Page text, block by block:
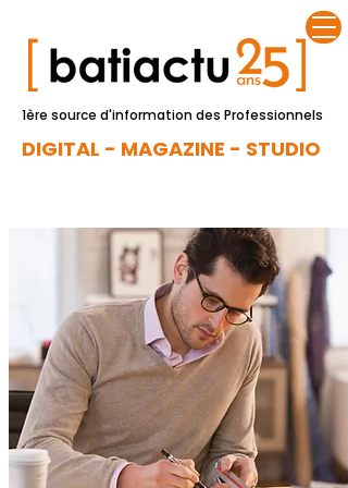
1ère source d'information des Professionnels
DIGITAL - MAGAZINE - STUDIO